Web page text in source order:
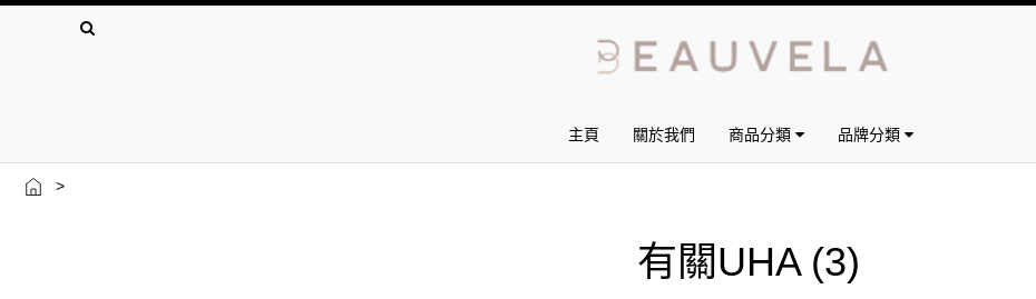
主頁 關於我們 商品分類 品牌分類
>
有關UHA (3)